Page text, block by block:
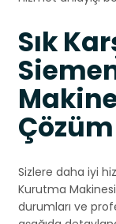
Sık
Çözüm
Sizlere daha iyi
Kurutma Makinesi
durumları ve